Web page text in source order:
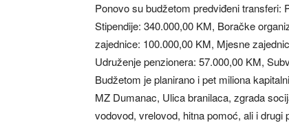
Ponovo su budžetom predviđeni transferi:
Stipendije: 340.000,00 KM, Boračke
zajednice: 100.000,00 KM, Mjesne
Udruženje penzionera: 57.000,00 KM,
Budžetom je planirano i pet miliona
MZ Dumanac, Ulica branilaca, zgrada
vodovod, vrelovod, hitna pomoć, ali i